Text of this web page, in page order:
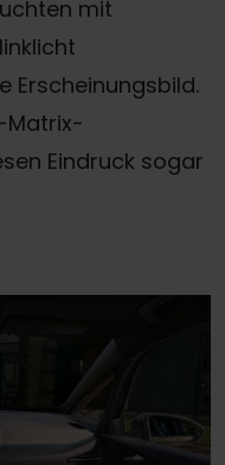
mit
Erscheinungsbild.
Matrix-
Eindruck sogar